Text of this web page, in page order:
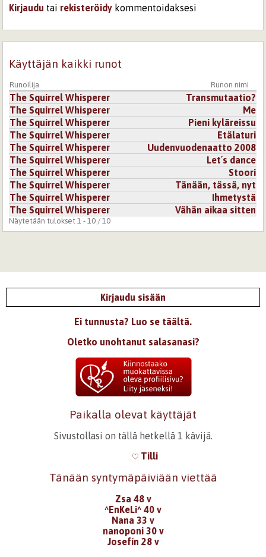
Kirjaudu tai rekisteröidy kommentoidaksesi
Käyttäjän kaikki runot
Runoilija Runon nimi
The Squirrel Whisperer
Transmutaatio?
The Squirrel Whisperer
Me
The Squirrel Whisperer
Pieni kyläreissu
The Squirrel Whisperer
Etälaturi
The Squirrel Whisperer
Uudenvuodenaatto 2008
The Squirrel Whisperer
Let´s dance
The Squirrel Whisperer
Stoori
The Squirrel Whisperer
Tänään, tässä, nyt
The Squirrel Whisperer
Ihmetystä
The Squirrel Whisperer
Vähän aikaa sitten
Näytetään tulokset 1 - 10 / 10
Kirjaudu sisään
Ei tunnusta? Luo se täältä.
Oletko unohtanut salasanasi?
Paikalla olevat käyttäjät
Sivustollasi on tällä hetkellä 1 kävijä.
Tilli
Tänään syntymäpäiviään viettää
Zsa 48 v
^EnKeLi^ 40 v
Nana 33 v
nanoponi 30 v
Josefín 28 v